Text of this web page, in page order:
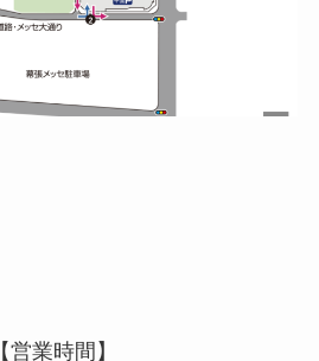
【営業時間】